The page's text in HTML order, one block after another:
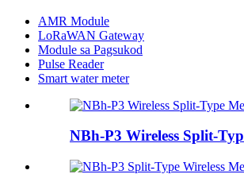
AMR Module
LoRaWAN Gateway
Module sa Pagsukod
Pulse Reader
Smart water meter
NBh-P3 Wireless Split-